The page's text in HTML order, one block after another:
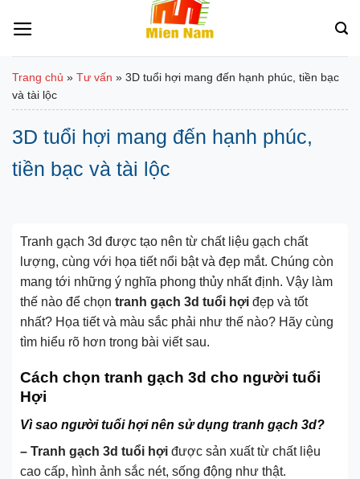
qua
Trang chủ » Tư vấn » 3D tuổi hợi mang đến hạnh phúc, tiền bạc
và tài lộc
3D tuổi hợi mang đến hạnh phúc,
tiền bạc và tài lộc
Tranh gạch 3d được tạo nên từ chất liệu gạch chất
lượng, cùng với họa tiết nổi bật và đẹp mắt. Chúng còn
mang tới những ý nghĩa phong thủy nhất định. Vậy làm
thế nào để chọn tranh gạch 3d tuổi hợi đẹp và tốt
nhất? Họa tiết và màu sắc phải như thế nào? Hãy cùng
tìm hiểu rõ hơn trong bài viết sau.
Cách chọn tranh gạch 3d cho người tuổi
Hợi
Vì sao người tuổi hợi nên sử dụng tranh gạch 3d?
– Tranh gạch 3d tuổi hợi được sản xuất từ chất liệu
cao cấp, hình ảnh sắc nét, sống động như thật.